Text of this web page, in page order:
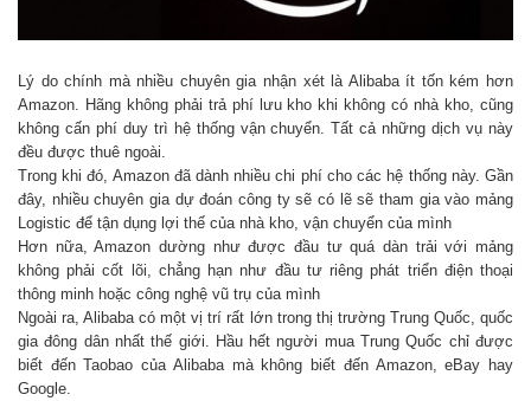
Lý do chính mà nhiều chuyên gia nhận xét là Alibaba ít tốn kém hơn
Amazon. Hãng không phải trả phí lưu kho khi không có nhà kho, cũng
không cấn phí duy trì hệ thống vận chuyển. Tất cả những dịch vụ này
đều được thuê ngoài.
Trong khi đó, Amazon đã dành nhiều chi phí cho các hệ thống này. Gần
đây, nhiều chuyên gia dự đoán công ty sẽ có lẽ sẽ tham gia vào mảng
Logistic để tận dụng lợi thế của nhà kho, vận chuyển của mình
Hơn nữa, Amazon dường như được đầu tư quá dàn trải với mảng
không phải cốt lõi, chẳng hạn như đầu tư riêng phát triển điện thoại
thông minh hoặc công nghệ vũ trụ của mình
Ngoài ra, Alibaba có một vị trí rất lớn trong thị trường Trung Quốc, quốc
gia đông dân nhất thế giới. Hầu hết người mua Trung Quốc chỉ được
biết đến Taobao của Alibaba mà không biết đến Amazon, eBay hay
Google.